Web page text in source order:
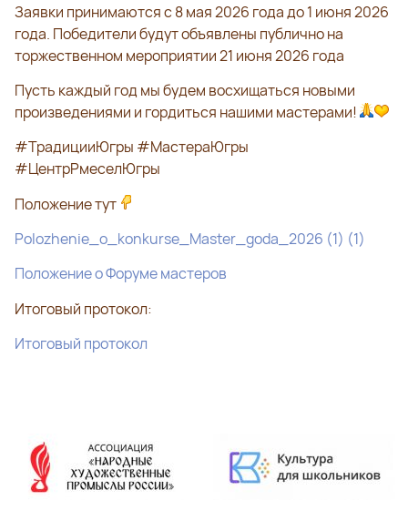
Заявки принимаются с 8 мая 2026 года до 1 июня 2026
года. Победители будут объявлены публично на
торжественном мероприятии 21 июня 2026 года
Пусть каждый год мы будем восхищаться новыми
произведениями и гордиться нашими мастерами!
#ТрадицииЮгры #МастераЮгры
#ЦентрРмеселЮгры
Положение тут
Polozhenie_o_konkurse_Master_goda_2026 (1) (1)
Положение о Форуме мастеров
Итоговый протокол:
Итоговый протокол